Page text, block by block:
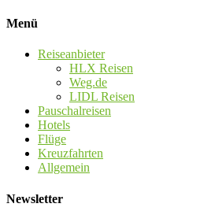
Menü
Reiseanbieter
HLX Reisen
Weg.de
LIDL Reisen
Pauschalreisen
Hotels
Flüge
Kreuzfahrten
Allgemein
Newsletter